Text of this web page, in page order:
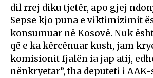
dil rrej diku tjetër, apo gjej
Sepse kjo puna e viktimizimit
konsumuar në Kosovë. Nuk
që e ka kërcënuar kush, jam
komisionit fjalën ia jap atij,
nënkryetar”, tha deputeti i AAK-